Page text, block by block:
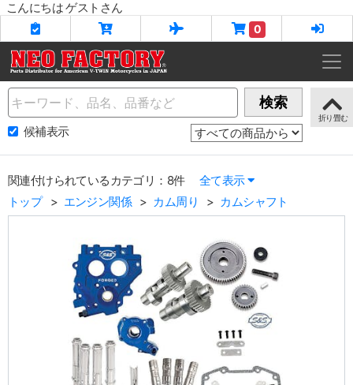
こんにちは ゲストさん
0
Name 検索
候補表示
関連付けられているカテゴリ：8件
全て表示
トップ
エンジン関係 カム周り カムシャフト